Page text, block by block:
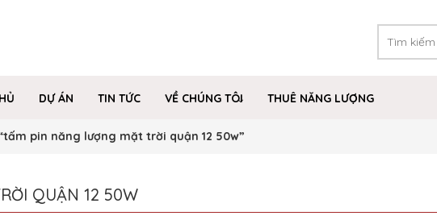
DỰ ÁN TIN TỨC VỀ CHÚNG TÔI THUÊ NĂNG LƯỢNG
pin năng lượng mặt trời quận 12 50w”
QUẬN 12 50W